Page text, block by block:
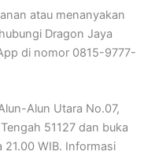
atau menanyakan
Dragon Jaya
di nomor 0815-9777-
Alun Utara No.07,
51127 dan buka
WIB. Informasi